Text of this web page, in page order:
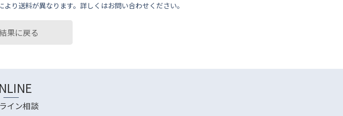
り送料が異なります。詳しくはお問い合わせください。
果に戻る
イン相談